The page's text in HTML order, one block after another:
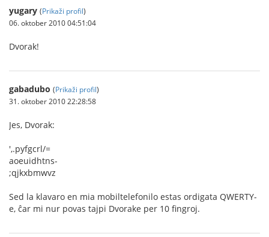
yugary (Prikaži profil)
06. oktober 2010 04:51:04
Dvorak!
gabadubo (Prikaži profil)
31. oktober 2010 22:28:58
Jes, Dvorak:
',.pyfgcrl/=
aoeuidhtns-
;qjkxbmwvz
Sed la klavaro en mia mobiltelefonilo estas ordigata QWERTY-
e, ĉar mi nur povas tajpi Dvorake per 10 fingroj.